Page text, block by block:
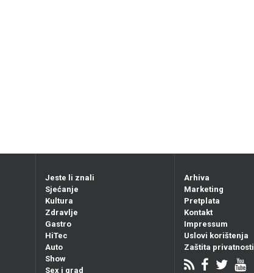
Jeste li znali
Sjećanje
Kultura
Zdravlje
Gastro
HiTec
Auto
Show
Sex i grad
Arhiva
Marketing
Pretplata
Kontakt
Impressum
Uslovi korištenja
Zaštita privatnosti